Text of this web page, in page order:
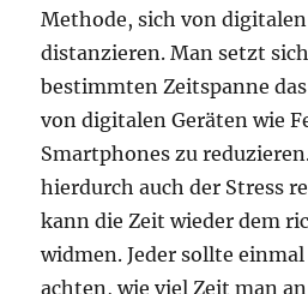
Methode, sich von
distanzieren. Man setzt
bestimmten Zeitspanne
von digitalen Geräten wie
Smartphones zu
hierdurch auch der Stress
kann die Zeit wieder dem
widmen. Jeder sollte
achten, wie viel Zeit man